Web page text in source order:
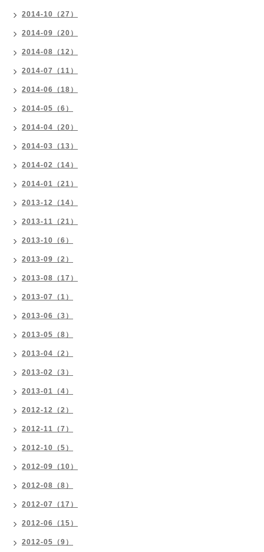
2014-10（27）
2014-09（20）
2014-08（12）
2014-07（11）
2014-06（18）
2014-05（6）
2014-04（20）
2014-03（13）
2014-02（14）
2014-01（21）
2013-12（14）
2013-11（21）
2013-10（6）
2013-09（2）
2013-08（17）
2013-07（1）
2013-06（3）
2013-05（8）
2013-04（2）
2013-02（3）
2013-01（4）
2012-12（2）
2012-11（7）
2012-10（5）
2012-09（10）
2012-08（8）
2012-07（17）
2012-06（15）
2012-05（9）